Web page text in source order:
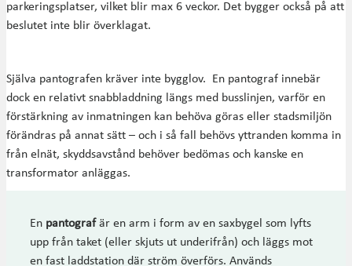
parkeringsplatser, vilket blir max 6 veckor. Det bygger också på att
beslutet inte blir överklagat.
Själva pantografen kräver inte bygglov. En pantograf innebär
dock en relativt snabbladdning längs med busslinjen, varför en
förstärkning av inmatningen kan behöva göras eller stadsmiljön
förändras på annat sätt – och i så fall behövs yttranden komma in
från elnät, skyddsavstånd behöver bedömas och kanske en
transformator anläggas.
En pantografär en arm i form av en saxbygel som lyfts
upp från taket (eller skjuts ut underifrån) och läggs mot
en fast laddstation där ström överförs. Används